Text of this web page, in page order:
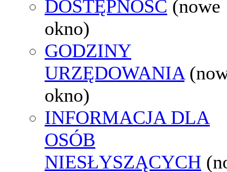
DOSTĘPNOŚĆ (nowe
okno)
GODZINY
URZĘDOWANIA
okno)
INFORMACJA DLA
OSÓB
NIESŁYSZĄCYCH